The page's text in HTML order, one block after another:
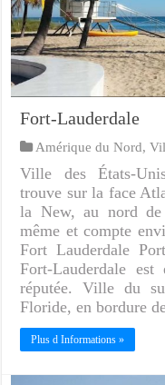
Fort-Lauderdale
Amérique du Nord,
Ville des États-
trouve sur la face
la New, au nord de
même et compte
Fort Lauderdale
Fort-Lauderdale est
réputée. Ville du
Floride, en bordure
Plus d Informations »